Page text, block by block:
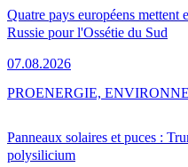
Quatre pays européens mettent
Russie pour l'Ossétie du Sud
07.08.2026
Panneaux solaires et puces :
polysilicium
PROENERGIE,